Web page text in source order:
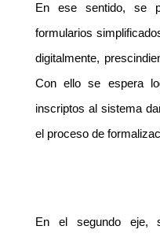
En ese sentido, se
formularios
digitalmente,
Con ello se espera
inscriptos al sistema
el proceso de
En el segundo eje,